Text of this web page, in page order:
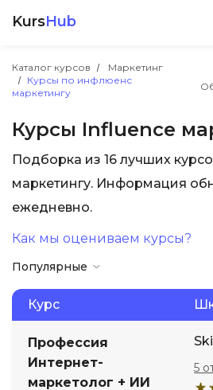
KursHub
Каталог курсов
Маркетинг
Курсы по инфлюенс
маркетингу
Курсы Influence
Подборка из 16 лучших
маркетингу. Информация
ежедневно.
Как мы оцениваем курсы?
Популярные
Курс
Профессия
Интернет-
маркетолог + ИИ
5
Разработка
Маркетинг
Дизайн
Аналитика
Менеджмент